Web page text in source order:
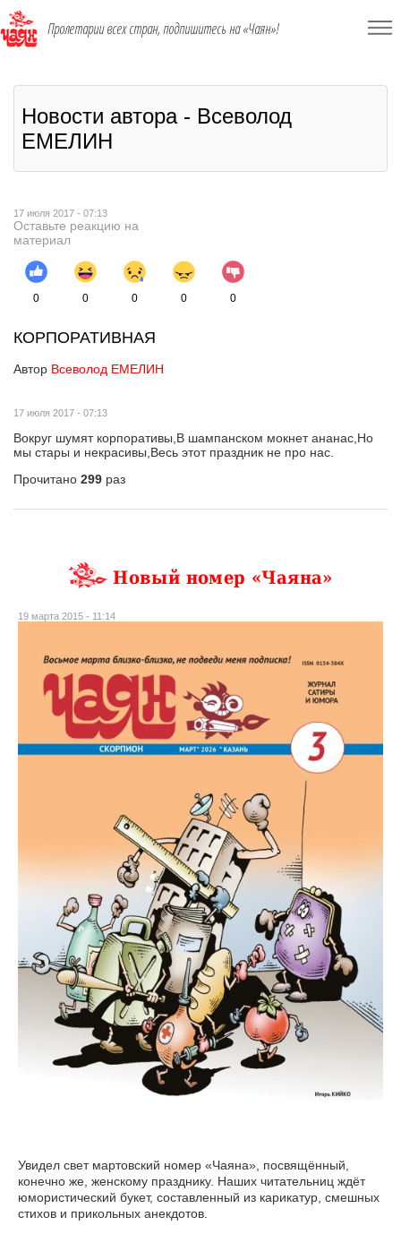
Пролетарии всех стран, подпишитесь на «Чаян»!
Новости автора - Всеволод
ЕМЕЛИН
17 июля 2017 - 07:13
Оставьте реакцию на
материал
0 0 0 0 0
КОРПОРАТИВНАЯ
Автор Всеволод ЕМЕЛИН
17 июля 2017 - 07:13
Вокруг шумят корпоративы,В шампанском мокнет ананас,Но
мы стары и некрасивы,Весь этот праздник не про нас.
Прочитано 299 раз
Новый номер «Чаяна»
19 марта 2015 - 11:14
Увидел свет мартовский номер «Чаяна», посвящённый,
конечно же, женскому празднику. Наших читательниц ждёт
юмористический букет, составленный из карикатур, смешных
стихов и прикольных анекдотов.